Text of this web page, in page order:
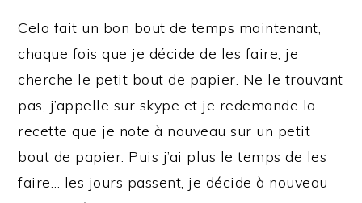
Cela fait un bon bout de temps maintenant,
chaque fois que je décide de les faire, je
cherche le petit bout de papier. Ne le trouvant
pas, j’appelle sur skype et je redemande la
recette que je note à nouveau sur un petit
bout de papier. Puis j’ai plus le temps de les
faire… les jours passent, je décide à nouveau